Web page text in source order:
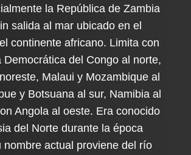
la República de Zambia
salida al mar ubicado en el
continente africano. Limita con
Democrática del Congo al norte,
Malaui y Mozambique al
y Botsuana al sur, Namibia al
Angola al oeste. Era conocido
del Norte durante la época
nombre actual proviene del río